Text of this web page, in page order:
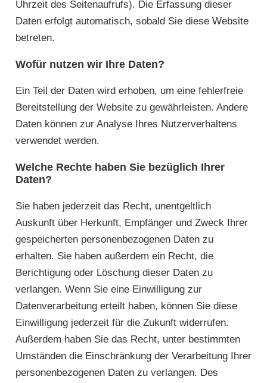
Uhrzeit des Seitenaufrufs). Die Erfassung dieser
Daten erfolgt automatisch, sobald Sie diese Website
betreten.
Wofür nutzen wir Ihre Daten?
Ein Teil der Daten wird erhoben, um eine fehlerfreie
Bereitstellung der Website zu gewährleisten. Andere
Daten können zur Analyse Ihres Nutzerverhaltens
verwendet werden.
Welche Rechte haben Sie bezüglich Ihrer
Daten?
Sie haben jederzeit das Recht, unentgeltlich
Auskunft über Herkunft, Empfänger und Zweck Ihrer
gespeicherten personenbezogenen Daten zu
erhalten. Sie haben außerdem ein Recht, die
Berichtigung oder Löschung dieser Daten zu
verlangen. Wenn Sie eine Einwilligung zur
Datenverarbeitung erteilt haben, können Sie diese
Einwilligung jederzeit für die Zukunft widerrufen.
Außerdem haben Sie das Recht, unter bestimmten
Umständen die Einschränkung der Verarbeitung Ihrer
personenbezogenen Daten zu verlangen. Des